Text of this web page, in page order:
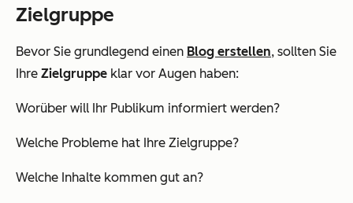
Zielgruppe
Bevor Sie grundlegend einen Blog erstellen, sollten Sie
Ihre Zielgruppe klar vor Augen haben:
Worüber will Ihr Publikum informiert werden?
Welche Probleme hat Ihre Zielgruppe?
Welche Inhalte kommen gut an?